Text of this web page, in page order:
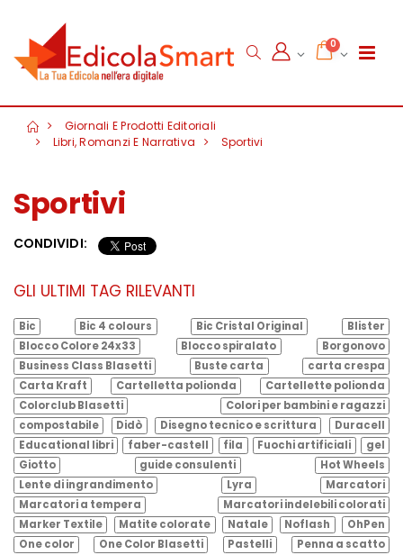
0
Giornali E Prodotti Editoriali
Libri, Romanzi E Narrativa
Sportivi
Sportivi
CONDIVIDI:
GLI ULTIMI TAG RILEVANTI
Bic Bic 4 colours Bic Cristal Original
Blister
Blocco Colore 24x33
Blocco spiralato
Borgonovo
Business Class Blasetti
Buste carta
carta crespa
Carta Kraft
Cartelletta polionda
Cartellette polionda
Colorclub Blasetti
Colori per bambini e ragazzi
compostabile
Didò Disegno tecnico e scrittura
Duracell
Educational libri
faber-castell fila Fuochi artificiali
gel
Giotto
guide consulenti
Hot Wheels
Lente di ingrandimento
Lyra
Marcatori
Marcatori a tempera
Marcatori indelebili colorati
Marker Textile
Matite colorate Natale Noflash
OhPen
One color
One Color Blasetti Pastelli
Penna a scatto